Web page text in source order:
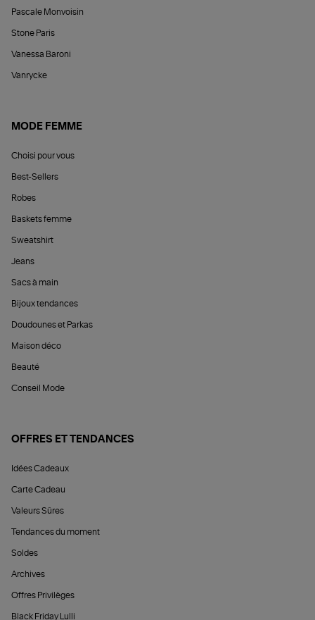
Pascale Monvoisin
Stone Paris
Vanessa Baroni
Vanrycke
MODE FEMME
Choisi pour vous
Best-Sellers
Robes
Baskets femme
Sweatshirt
Jeans
Sacs à main
Bijoux tendances
Doudounes et Parkas
Maison déco
Beauté
Conseil Mode
OFFRES ET TENDANCES
Idées Cadeaux
Carte Cadeau
Valeurs Sûres
Tendances du moment
Soldes
Archives
Offres Privilèges
Black Friday Lulli